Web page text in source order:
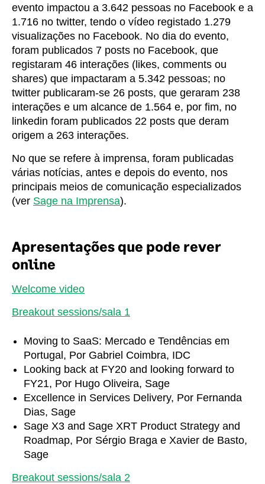
evento impactou a 3.642 pessoas no Facebook e a
1.716 no twitter, tendo o vídeo registado 1.279
visualizações no Facebook. No dia do evento,
foram publicados 7 posts no Facebook, que
registaram 46 interações (likes, comments ou
shares) que impactaram a 5.342 pessoas; no
twitter publicaram-se 26 posts, que geraram 238
interações e um alcance de 1.564 e, por fim, no
linkedin foram publicados 22 posts que deram
origem a 263 interações.
No que se refere à imprensa, foram publicadas
várias notícias, antes e depois do evento, nos
principais meios de comunicação especializados
(ver Sage na Imprensa).
Apresentações que pode rever
online
Welcome video
Breakout sessions/sala 1
Moving to SaaS: Mercado e Tendências em
Portugal, Por Gabriel Coimbra, IDC
Looking back at FY20 and looking forward to
FY21, Por Hugo Oliveira, Sage
Excellence in Services Delivery, Por Fernanda
Dias, Sage
Sage X3 and Sage XRT Product Strategy and
Roadmap, Por Sérgio Braga e Xavier de Basto,
Sage
Breakout sessions/sala 2